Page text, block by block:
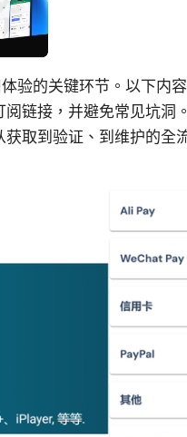
验的关键环节。以下内
链接，并避免常见坑洞
取到验证、到维护的全